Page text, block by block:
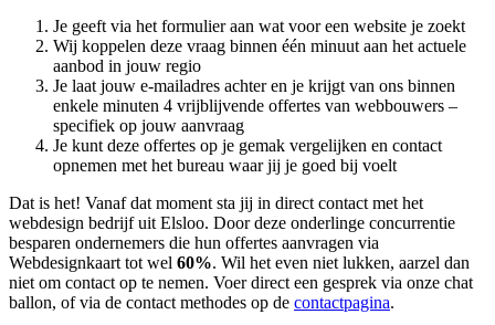
Je geeft via het formulier aan wat voor een website je zoekt
Wij koppelen deze vraag binnen één minuut aan het actuele
aanbod in jouw regio
Je laat jouw e-mailadres achter en je krijgt van ons binnen
enkele minuten 4 vrijblijvende offertes van webbouwers –
specifiek op jouw aanvraag
Je kunt deze offertes op je gemak vergelijken en contact
opnemen met het bureau waar jij je goed bij voelt
Dat is het! Vanaf dat moment sta jij in direct contact met het
webdesign bedrijf uit Elsloo. Door deze onderlinge concurrentie
besparen ondernemers die hun offertes aanvragen via
Webdesignkaart tot wel 60%. Wil het even niet lukken, aarzel dan
niet om contact op te nemen. Voer direct een gesprek via onze chat
ballon, of via de contact methodes op de contactpagina.